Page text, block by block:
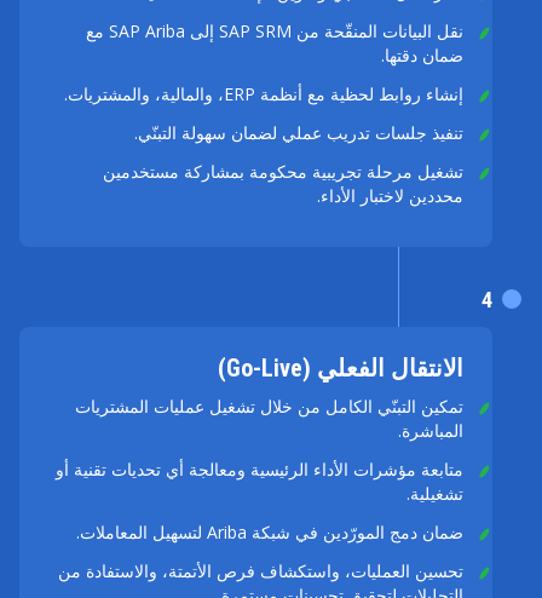
نقل البيانات المنقّحة من SAP SRM إلى SAP Ariba مع
ضمان دقتها.
إنشاء روابط لحظية مع أنظمة ERP، والمالية، والمشتريات.
تنفيذ جلسات تدريب عملي لضمان سهولة التبنّي.
تشغيل مرحلة تجريبية محكومة بمشاركة مستخدمين
محددين لاختبار الأداء.
الانتقال الفعلي (Go-Live)
تمكين التبنّي الكامل من خلال تشغيل عمليات المشتريات
المباشرة.
متابعة مؤشرات الأداء الرئيسية ومعالجة أي تحديات تقنية أو
تشغيلية.
ضمان دمج المورّدين في شبكة Ariba لتسهيل المعاملات.
تحسين العمليات، واستكشاف فرص الأتمتة، والاستفادة من
4